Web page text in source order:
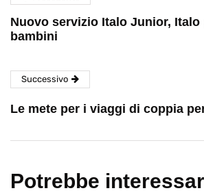
Nuovo servizio Italo Junior, Italo
bambini
Successivo
Le mete per i viaggi di coppia
Potrebbe